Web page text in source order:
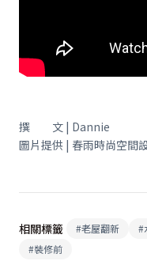
撰 文 | Dannie
圖片提供 | 春雨時尚空間
相關標籤 #老屋翻新 #
#裝修前